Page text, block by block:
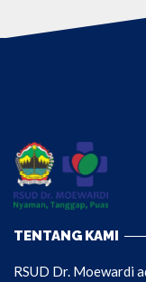
TENTANG KAMI
RSUD Dr. Moewardi